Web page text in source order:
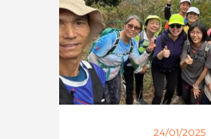
24/01/2025